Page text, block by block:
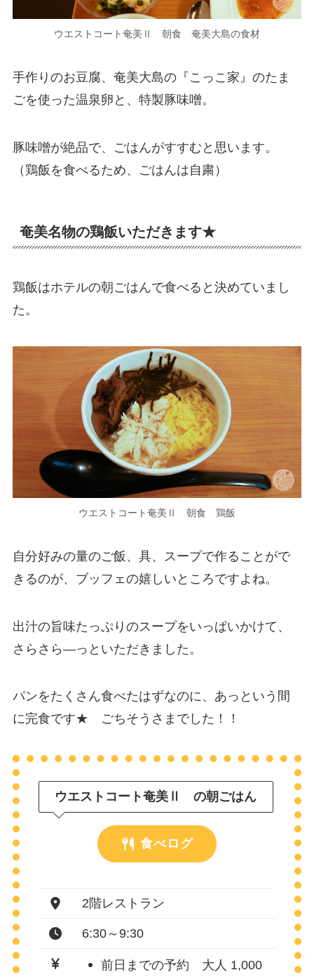
ウエストコート奄美Ⅱ 朝食 奄美大島の食材
手作りのお豆腐、奄美大島の『こっこ家』のたま
ごを使った温泉卵と、特製豚味噌。
豚味噌が絶品で、ごはんがすすむと思います。
（鶏飯を食べるため、ごはんは自粛）
奄美名物の鶏飯いただきます★
鶏飯はホテルの朝ごはんで食べると決めていまし
た。
ウエストコート奄美Ⅱ 朝食 鶏飯
自分好みの量のご飯、具、スープで作ることがで
きるのが、ブッフェの嬉しいところですよね。
出汁の旨味たっぷりのスープをいっぱいかけて、
さらさら―っといただきました。
パンをたくさん食べたはずなのに、あっという間
に完食です★ ごちそうさまでした！！
ウエストコート奄美Ⅱ の朝ごはん
食べログ
2階レストラン
6:30～9:30
前日までの予約 大人 1,000